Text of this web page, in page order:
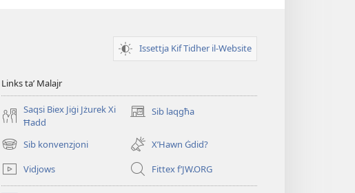
Issettja Kif Tidher il-Website
Links taʼ Malajr
Saqsi Biex Jiġi Jżurek Xi
Ħadd
Sib laqgħa
(opens
window)
Sib konvenzjoni
(opens
new
window)
X’Hawn Ġdid?
Vidjows
Fittex f’JW.ORG